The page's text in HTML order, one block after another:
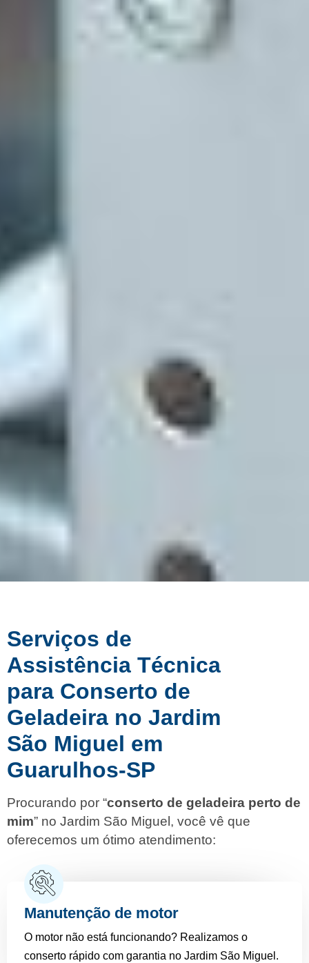
Serviços de
Assistência Técnica
para Conserto de
Geladeira no Jardim
São Miguel em
Guarulhos-SP
Procurando por “conserto de geladeira perto de
mim” no Jardim São Miguel, você vê que
oferecemos um ótimo atendimento:
Manutenção de motor
O motor não está funcionando? Realizamos o
conserto rápido com garantia no Jardim São Miguel.